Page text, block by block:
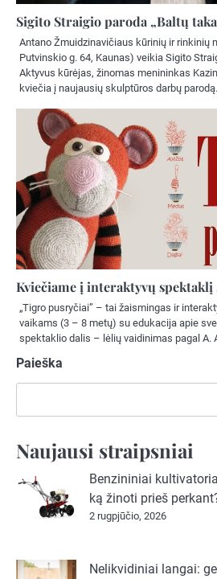
Sigito Straigio paroda „Baltų
Antano Žmuidzinavičiaus kūrinių ir rinkinių
Putvinskio g. 64, Kaunas) veikia Sigito
Aktyvus kūrėjas, žinomas menininkas
kviečia į naujausių skulptūros darbų
Kviečiame į interaktyvų
„Tigro pusryčiai” – tai žaismingas ir
vaikams (3 – 8 metų) su edukacija apie
spektaklio dalis – lėlių vaidinimas pagal A.
Paieška
Naujausi straipsniai
Benzininiai
ką žinoti prieš
2 rugpjūčio, 2026
Nelikvidiniai langai: